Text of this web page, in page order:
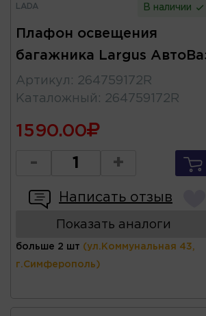
LADA В наличии
Плафон освещения
багажника Largus
Артикул : 264759172R
Каталожный : 264759172R
1590.00
- +
Написать отзыв
Показать аналоги
больше 2 шт (ул.Коммунальная 43,
г.Симферополь)